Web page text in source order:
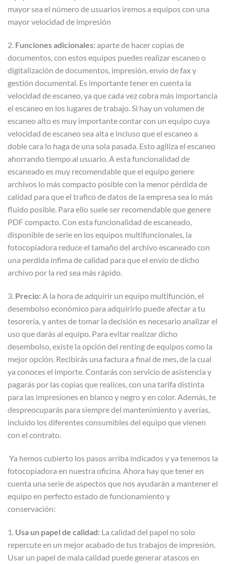
mayor sea el número de usuarios iremos a equipos con una
mayor velocidad de impresión
2. Funciones adicionales: aparte de hacer copias de
documentos, con estos equipos puedes realizar escaneo o
digitalización de documentos, impresión, envío de fax y
gestión documental. Es importante tener en cuenta la
velocidad de escaneo, ya que cada vez cobra más importancia
el escaneo en los lugares de trabajo. Si hay un volumen de
escaneo alto es muy importante contar con un equipo cuya
velocidad de escaneo sea alta e incluso que el escaneo a
doble cara lo haga de una sola pasada. Esto agiliza el escaneo
ahorrando tiempo al usuario. A esta funcionalidad de
escaneado es muy recomendable que el equipo genere
archivos lo más compacto posible con la menor pérdida de
calidad para que el trafico de datos de la empresa sea lo más
fluido posible. Para ello suele ser recomendable que genere
PDF compacto. Con esta funcionalidad de escaneado,
disponible de serie en los equipos multifuncionales, la
fotocopiadora reduce el tamaño del archivo escaneado con
una perdida ínfima de calidad para que el envío de dicho
archivo por la red sea más rápido.
3. Precio: A la hora de adquirir un equipo multifunción, el
desembolso económico para adquirirlo puede afectar a tu
tesorería, y antes de tomar la decisión es necesario analizar el
uso que darás al equipo. Para evitar realizar dicho
desembolso, existe la opción del renting de equipos como la
mejor opción. Recibirás una factura a final de mes, de la cual
ya conoces el importe. Contarás con servicio de asistencia y
pagarás por las copias que realices, con una tarifa distinta
para las impresiones en blanco y negro y en color. Además, te
despreocuparás para siempre del mantenimiento y averías,
incluido los diferentes consumibles del equipo que vienen
con el contrato.
Ya hemos cubierto los pasos arriba indicados y ya tenemos la
fotocopiadora en nuestra oficina. Ahora hay que tener en
cuenta una serie de aspectos que nos ayudarán a mantener el
equipo en perfecto estado de funcionamiento y
conservación:
1. Usa un papel de calidad: La calidad del papel no solo
repercute en un mejor acabado de tus trabajos de impresión.
Usar un papel de mala calidad puede generar atascos en